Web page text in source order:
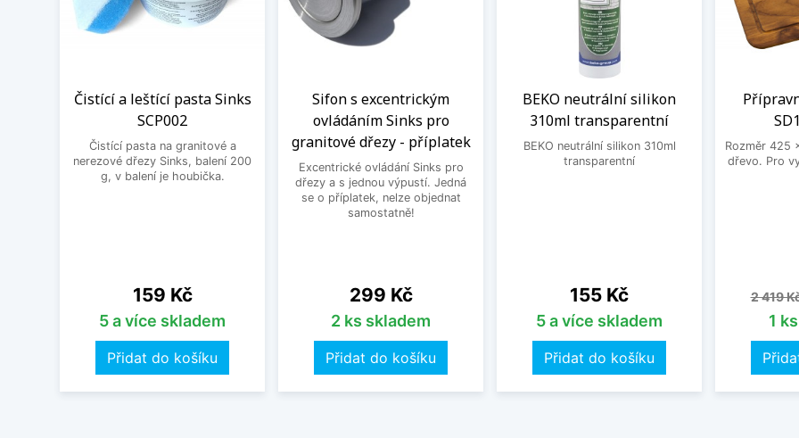
Čistící a leštící pasta Sinks
SCP002
Čistící pasta na granitové a
nerezové dřezy Sinks, balení 200
g, v balení je houbička.
Cena
159 Kč
5 a více skladem
Přidat do košíku
Sifon s excentrickým
ovládáním Sinks pro
granitové dřezy - příplatek
Excentrické ovládání Sinks pro
dřezy a s jednou výpustí. Jedná
se o příplatek, nelze objednat
samostatně!
Cena
299 Kč
2 ks skladem
Přidat do košíku
BEKO neutrální silikon
310ml transparentní
BEKO neutrální silikon 310ml
transparentní
Cena
155 Kč
5 a více skladem
Přidat do košíku
Rozměr 425
dřevo. Pro
Běžná
2 419
1